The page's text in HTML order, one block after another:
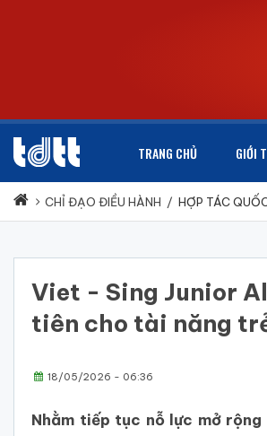
TRANG CHỦ GIỚI
CHỈ ĐẠO ĐIỀU HÀNH / HỢP TÁC
Viet - Sing Junior
tiên cho tài năng
18/05/2026 - 06:36
Nhằm tiếp tục nỗ lực mở